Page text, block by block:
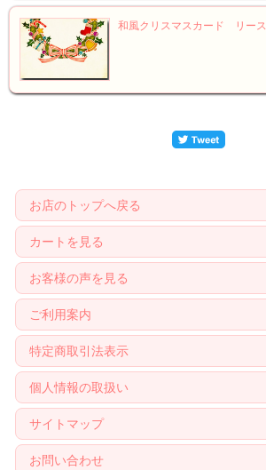
和風クリスマスカード リース
お店のトップへ戻る
カートを見る
お客様の声を見る
ご利用案内
特定商取引法表示
個人情報の取扱い
サイトマップ
お問い合わせ